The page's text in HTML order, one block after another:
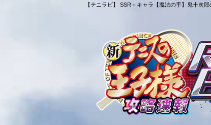
【テニラビ】 SSR＋キャラ【魔法の手】鬼十次